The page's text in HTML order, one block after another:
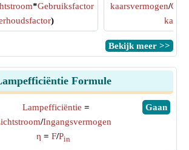
*Gebruiksfactor
)
kaarsvermogen/
​Bekijk meer >>
Formule
​Gaan
Lampefficiëntie =
/Ingangsvermogen
η = F/Pin